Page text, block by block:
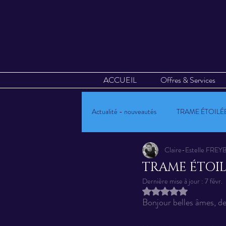
ACCUEIL Offres & Services
Actualité - nouveautés TRAME
Mandalas Vibratoires Calendrier
Oracle Kryst'AL-art
TRAME
Claire-Estelle
Dernière mise à jour : 7 févr.
Noté NaN étoiles sur
Bonjour belles âmes,